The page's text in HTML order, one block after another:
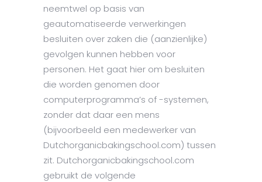
neemtwel op basis van
geautomatiseerde verwerkingen
besluiten over zaken die (aanzienlijke)
gevolgen kunnen hebben voor
personen. Het gaat hier om besluiten
die worden genomen door
computerprogramma’s of -systemen,
zonder dat daar een mens
(bijvoorbeeld een medewerker van
Dutchorganicbakingschool.com) tussen
zit. Dutchorganicbakingschool.com
gebruikt de volgende